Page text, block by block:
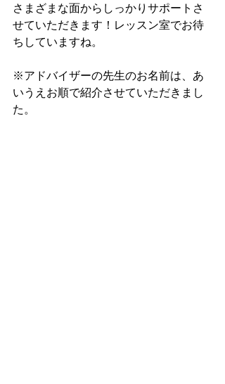
さまざまな面からしっかりサポートさ
せていただきます！レッスン室でお待
ちしていますね。
※アドバイザーの先生のお名前は、あ
いうえお順で紹介させていただきまし
た。